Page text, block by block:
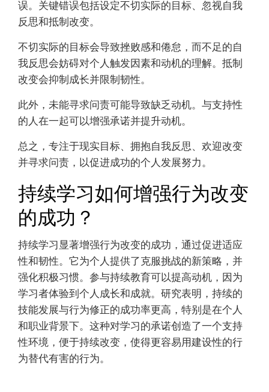
误。关键错误包括设定不切实际的目标、忽视自我
反思和抵制改变。
不切实际的目标会导致挫败感和倦怠，而不足的自
我反思会妨碍对个人触发因素和动机的理解。抵制
改变会抑制成长并限制韧性。
此外，未能寻求问责可能导致缺乏动机。与支持性
的人在一起可以增强承诺并提升动机。
总之，专注于现实目标、拥抱自我反思、欢迎改变
并寻求问责，以促进成功的个人发展努力。
持续学习如何增强行为改变
的成功？
持续学习显著增强行为改变的成功，通过促进适应
性和韧性。它为个人提供了克服挑战的新策略，并
强化积极习惯。参与持续教育可以提高动机，因为
学习者体验到个人成长和成就。研究表明，持续的
技能发展与行为修正的成功率更高，特别是在个人
和职业背景下。这种对学习的承诺创造了一个支持
性环境，便于持续改变，使得更容易用建设性的行
为替代有害的行为。